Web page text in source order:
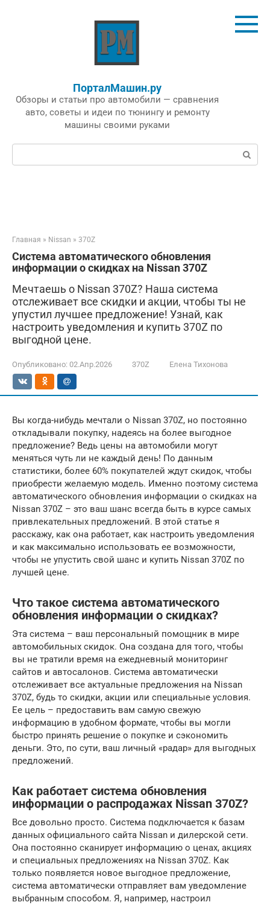
ПорталМашин.ру
Обзоры и статьи про автомобили — сравнения
авто, советы и идеи по тюнингу и ремонту
машины своими руками
Поиск:
Главная » Nissan » 370Z
Система автоматического обновления
информации о скидках на Nissan 370Z
Мечтаешь о Nissan 370Z? Наша система
отслеживает все скидки и акции, чтобы ты не
упустил лучшее предложение! Узнай, как
настроить уведомления и купить 370Z по
выгодной цене.
Опубликовано: 02.Апр.2026 370Z Елена Тихонова
Вы когда-нибудь мечтали о Nissan 370Z, но постоянно
откладывали покупку, надеясь на более выгодное
предложение? Ведь цены на автомобили могут
меняться чуть ли не каждый день! По данным
статистики, более 60% покупателей ждут скидок, чтобы
приобрести желаемую модель. Именно поэтому система
автоматического обновления информации о скидках на
Nissan 370Z – это ваш шанс всегда быть в курсе самых
привлекательных предложений. В этой статье я
расскажу, как она работает, как настроить уведомления
и как максимально использовать ее возможности,
чтобы не упустить свой шанс и купить Nissan 370Z по
лучшей цене.
Что такое система автоматического
обновления информации о скидках?
Эта система – ваш персональный помощник в мире
автомобильных скидок. Она создана для того, чтобы
вы не тратили время на ежедневный мониторинг
сайтов и автосалонов. Система автоматически
отслеживает все актуальные предложения на Nissan
370Z, будь то скидки, акции или специальные условия.
Ее цель – предоставить вам самую свежую
информацию в удобном формате, чтобы вы могли
быстро принять решение о покупке и сэкономить
деньги. Это, по сути, ваш личный «радар» для выгодных
предложений.
Как работает система обновления
информации о распродажах Nissan 370Z?
Все довольно просто. Система подключается к базам
данных официального сайта Nissan и дилерской сети.
Она постоянно сканирует информацию о ценах, акциях
и специальных предложениях на Nissan 370Z. Как
только появляется новое выгодное предложение,
система автоматически отправляет вам уведомление
выбранным способом. Я, например, настроил